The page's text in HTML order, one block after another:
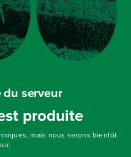
du serveur
produite
mais nous serons bientôt